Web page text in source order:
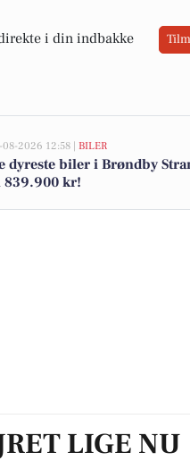
i din indbakke
2026 12:58 | BILER
dyreste biler i Brøndby
kr!
LIGE NU